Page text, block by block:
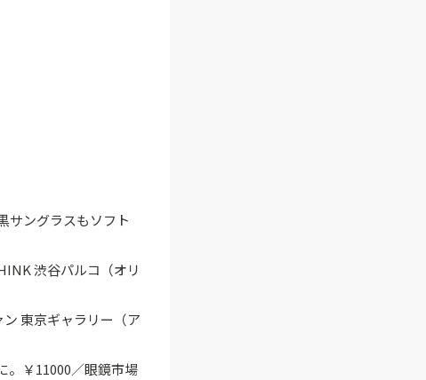
サングラスもソフト
渋谷パルコ（オリ
東京ギャラリー（ア
。￥11000／眼鏡市場